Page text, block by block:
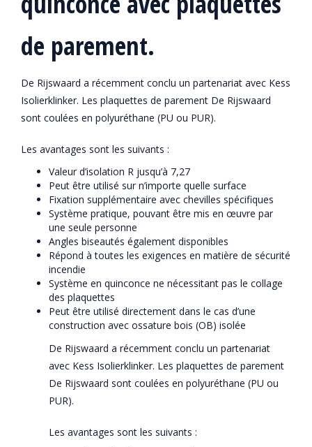
de parement.
De Rijswaard a récemment conclu un partenariat avec Kess
Isolierklinker. Les plaquettes de parement De Rijswaard
sont coulées en polyuréthane (PU ou PUR).
Les avantages sont les suivants :
Valeur d’isolation R jusqu’à 7,27
Peut être utilisé sur n’importe quelle surface
Fixation supplémentaire avec chevilles spécifiques
Système pratique, pouvant être mis en œuvre par
une seule personne
Angles biseautés également disponibles
Répond à toutes les exigences en matière de sécurité
incendie
Système en quinconce ne nécessitant pas le collage
des plaquettes
Peut être utilisé directement dans le cas d’une
construction avec ossature bois (OB) isolée
De Rijswaard a récemment conclu un partenariat
avec Kess Isolierklinker. Les plaquettes de parement
De Rijswaard sont coulées en polyuréthane (PU ou
PUR).
Les avantages sont les suivants :